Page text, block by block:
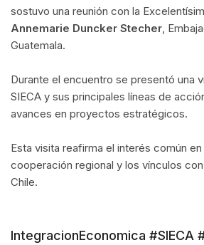
sostuvo una reunión con la
Annemarie Duncker Stecher ,
Guatemala.
Durante el encuentro se presentó una
SIECA y sus principales líneas de
avances en proyectos estratégicos.
Esta visita reafirma el interés común
cooperación regional y los vínculos
Chile.
IntegracionEconomica #SIECA